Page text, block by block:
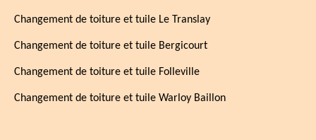
Changement de toiture et tuile Le Translay
Changement de toiture et tuile Bergicourt
Changement de toiture et tuile Folleville
Changement de toiture et tuile Warloy Baillon